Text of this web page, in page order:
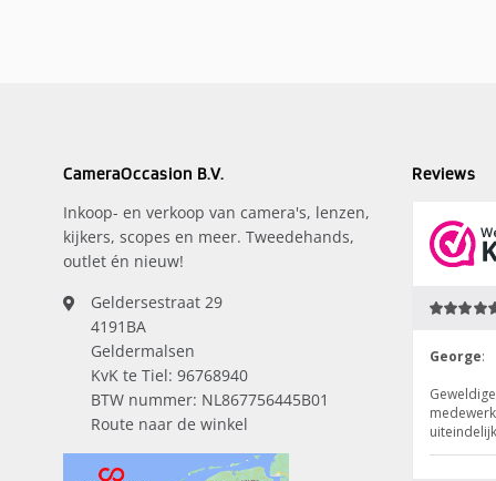
CameraOccasion B.V.
Inkoop- en verkoop van camera's, lenzen,
kijkers, scopes en meer. Tweedehands,
outlet én nieuw!
Geldersestraat 29
4191BA
Geldermalsen
KvK te Tiel: 96768940
BTW nummer: NL867756445B01
Route naar de winkel
Reviews